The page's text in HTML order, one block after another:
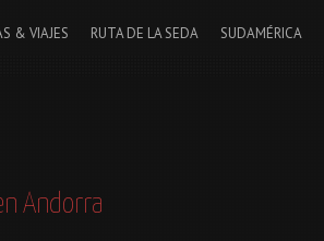
& VIAJES RUTA DE LA SEDA SUDAMÉRICA
Andorra